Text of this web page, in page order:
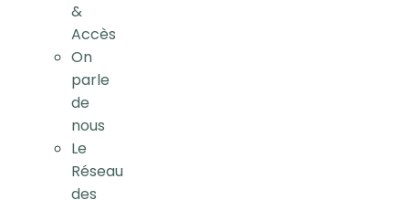
&
Accès
On
parle
de
nous
Le
Réseau
des